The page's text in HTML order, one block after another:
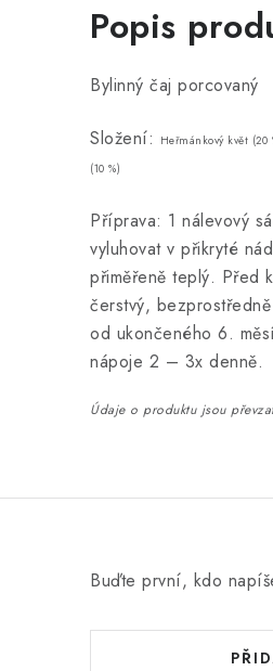
Popis
Bylinný čaj porcovaný
Složení: Heřmánkový květ (20
(10 %)
Příprava: 1 nálevový
vyluhovat v přikryté
přiměřeně teplý. Před
čerstvý,
od ukončeného 6.
nápoje 2 – 3x denně.
Údaje o produktu jsou
Buďte první, kdo